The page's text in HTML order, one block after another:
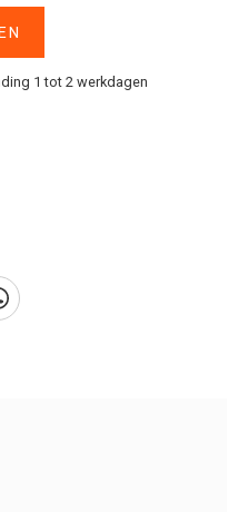
1 tot 2 werkdagen